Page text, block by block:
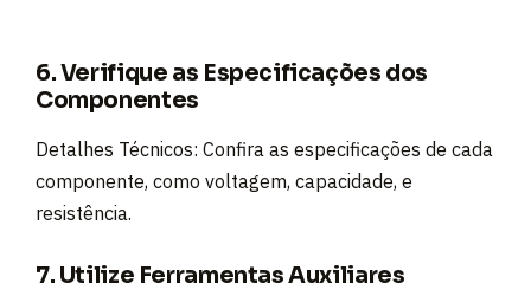
6. Verifique as Especificações dos
Componentes
Detalhes Técnicos: Confira as especificações de cada
componente, como voltagem, capacidade, e
resistência.
7. Utilize Ferramentas Auxiliares